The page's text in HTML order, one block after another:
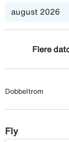
strandbarer.
anbefaler vi
Flere
Dobbeltrom
Fly